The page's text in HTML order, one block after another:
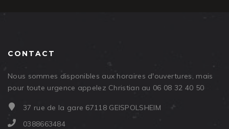
CONTACT
Nous sommes disponibles aux horaires d'ouvertures, mais
pour toute urgence appelez Christian au 06 08 32 40 50
37 rue de la gare 67118 GEISPOLSHEIM
0388663484